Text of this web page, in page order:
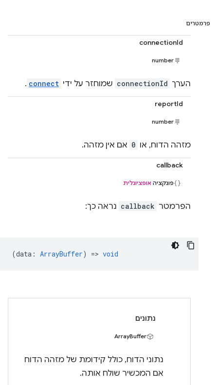
פרמטרים
connectionId
number
הערך connectionId שמוחזר על ידי connect
.
reportId
number
מזהה הדוח, או 0 אם אין מזהה.
callback
פונקציה אופציונלית
הפרמטר callback נראה כך:
(data : ArrayBuffer) => void
נתונים
ArrayBuffer
נתוני הדוח, כולל קידומת של מזהה הדוח
אם המכשיר שולח אותה.